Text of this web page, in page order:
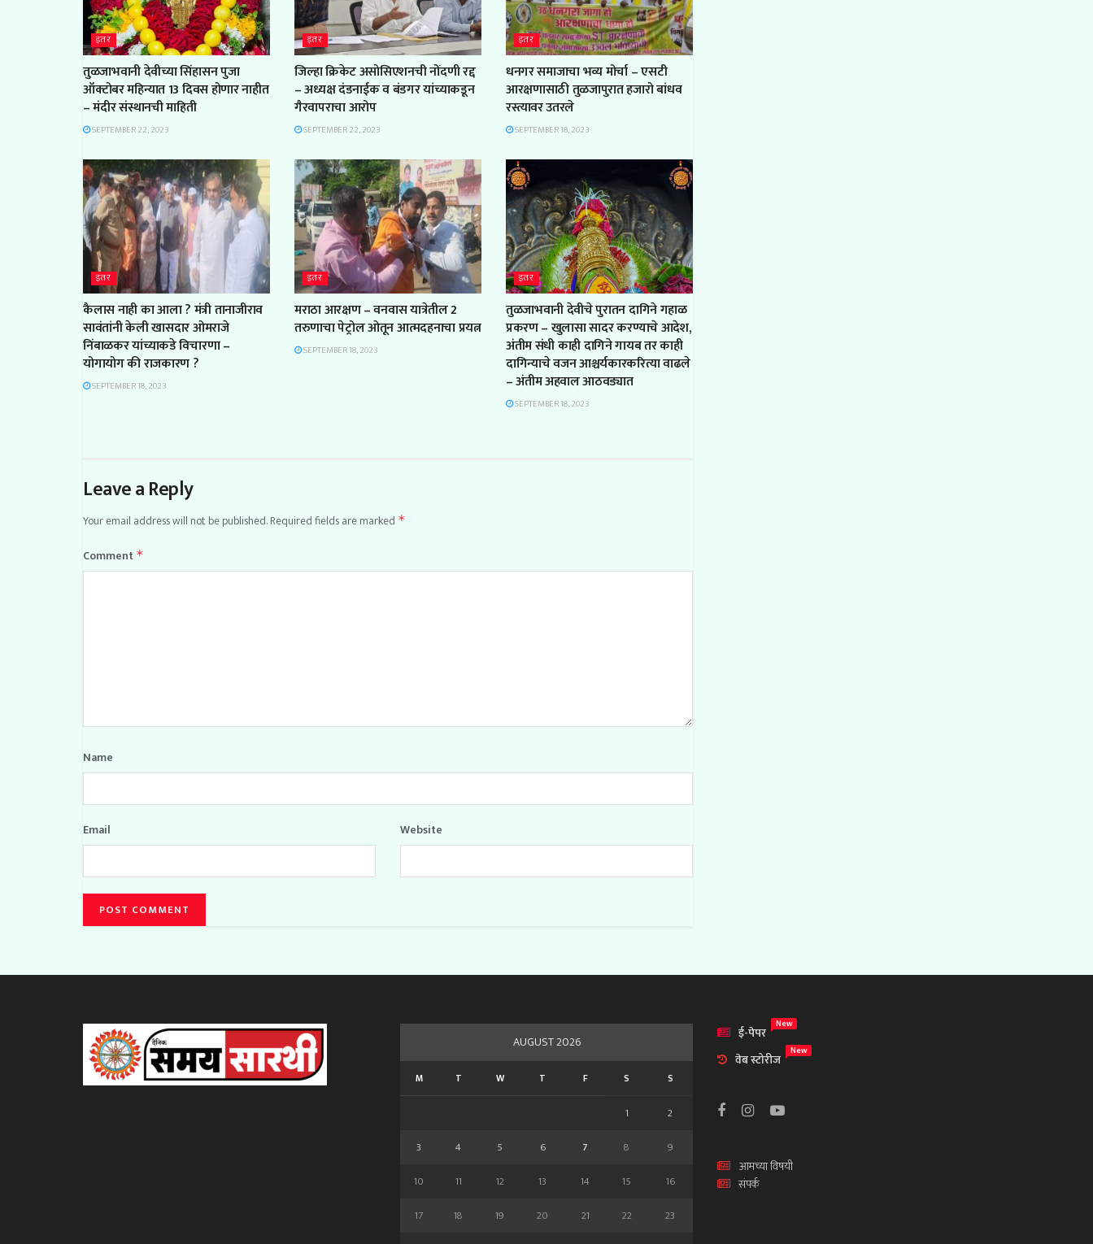
इतर
तुळजाभवानी देवीच्या सिंहासन पुजा
ऑक्टोबर महिन्यात 13 दिवस होणार नाहीत
– मंदीर संस्थानची माहिती
SEPTEMBER 22, 2023
इतर
जिल्हा क्रिकेट असोसिएशनची नोंदणी रद्द
– अध्यक्ष दंडनाईक व बंडगर यांच्याकडून
गैरवापराचा आरोप
SEPTEMBER 22, 2023
इतर
धनगर समाजाचा भव्य मोर्चा – एसटी
आरक्षणासाठी तुळजापुरात हजारो बांधव
रस्त्यावर उतरले
SEPTEMBER 18, 2023
इतर
कैलास नाही का आला ? मंत्री तानाजीराव
सावंतांनी केली खासदार ओमराजे
निंबाळकर यांच्याकडे विचारणा –
योगायोग की राजकारण ?
SEPTEMBER 18, 2023
इतर
मराठा आरक्षण – वनवास यात्रेतील 2
तरुणाचा पेट्रोल ओतून आत्मदहनाचा प्रयत्न
SEPTEMBER 18, 2023
इतर
तुळजाभवानी देवीचे पुरातन दागिने गहाळ
प्रकरण – खुलासा सादर करण्याचे आदेश,
अंतीम संधी काही दागिने गायब तर काही
दागिन्याचे वजन आश्चर्यकारकरित्या वाढले
– अंतीम अहवाल आठवड्यात
SEPTEMBER 18, 2023
Leave a Reply
Your email address will not be published.Required fields are marked *
Comment *
Name
Email Website
AUGUST 2026
M T W T F S S
1
2
3
4 5 6 7 8
9
10
11 12 13 14 15
16
17
18 19 20 21 22
23
ई-पेपर New
वेब स्टोरीज New
आमच्या विषयी
संपर्क